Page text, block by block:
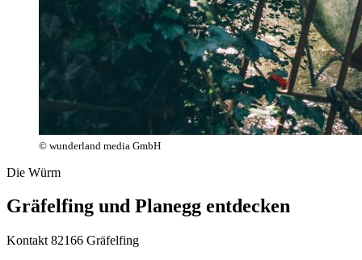
© wunderland media GmbH
Die Würm
Gräfelfing und Planegg entdecken
Kontakt 82166 Gräfelfing